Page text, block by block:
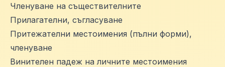
Членуване на съществителните
Прилагателни, съгласуване
Притежателни местоимения (пълни форми),
членуване
Винителен падеж на личните местоимения